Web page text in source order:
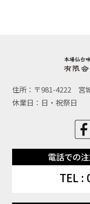
住所：〒981-4222 宮
休業日：日・祝祭日
電話での
TEL :